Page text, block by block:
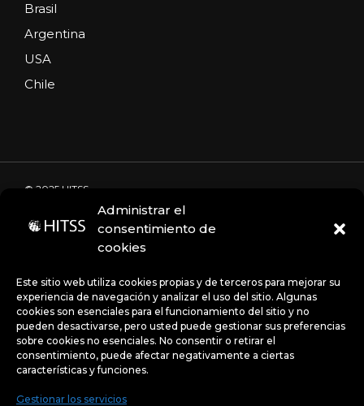
Administrar el
consentimiento de
cookies
Este sitio web utiliza cookies propias y de terceros para mejorar su
experiencia de navegación y analizar el uso del sitio. Algunas
cookies son esenciales para el funcionamiento del sitio y no
pueden desactivarse, pero usted puede gestionar sus preferencias
sobre cookies no esenciales. No consentir o retirar el
consentimiento, puede afectar negativamente a ciertas
características y funciones.
Gestionar los servicios
Brasil
Argentina
USA
Chile
© 2025 HITSS
Código de Ética
Políticas